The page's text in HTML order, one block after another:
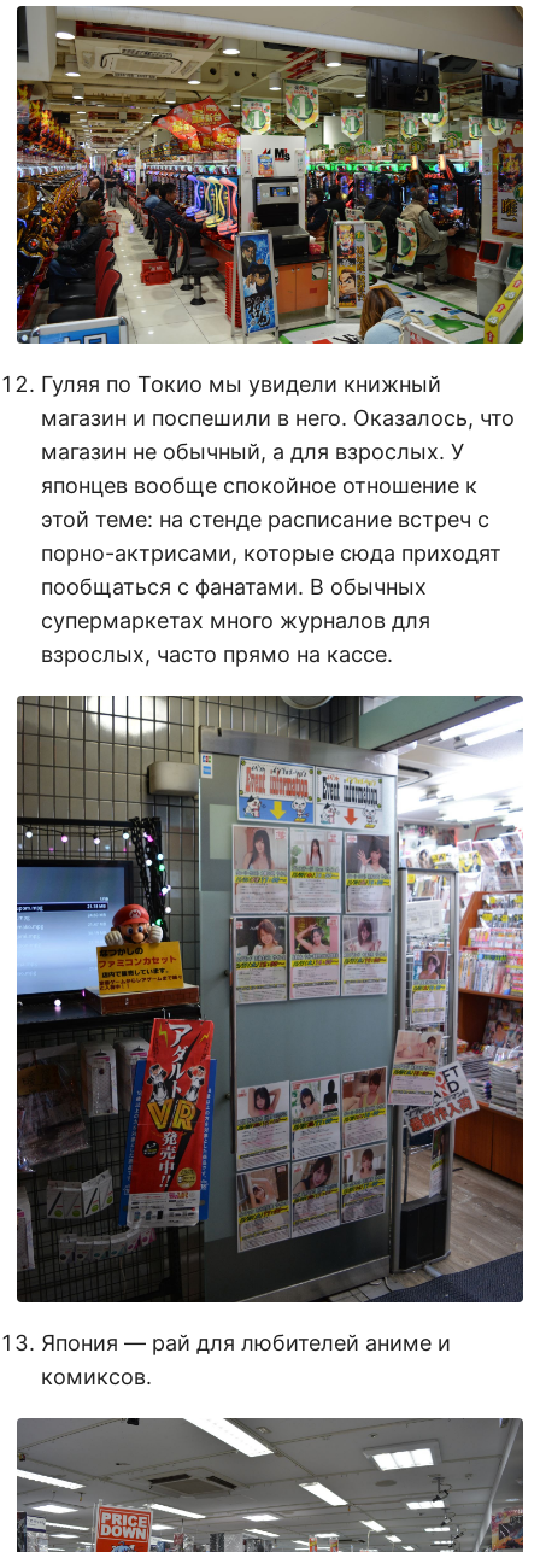
Гуляя по Токио мы увидели книжный
магазин и поспешили в него. Оказалось, что
магазин не обычный, а для взрослых. У
японцев вообще спокойное отношение к
этой теме: на стенде расписание встреч с
порно-актрисами, которые сюда приходят
пообщаться с фанатами. В обычных
супермаркетах много журналов для
взрослых, часто прямо на кассе.
Япония — рай для любителей аниме и
комиксов.